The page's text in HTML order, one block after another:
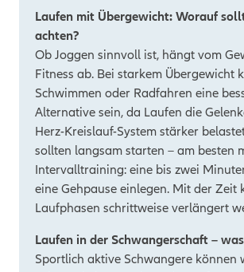
Laufen mit Übergewicht: Worauf
achten?
Ob Joggen sinnvoll ist, hängt vom
Fitness ab. Bei starkem Übergewicht
Schwimmen oder Radfahren eine
Alternative sein, da Laufen die
Herz-Kreislauf-System stärker
sollten langsam starten – am besten
Intervalltraining: eine bis zwei
eine Gehpause einlegen. Mit der Zeit
Laufphasen schrittweise verlängert
Laufen in der Schwangerschaft –
Sportlich aktive Schwangere können